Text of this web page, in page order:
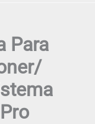
Para